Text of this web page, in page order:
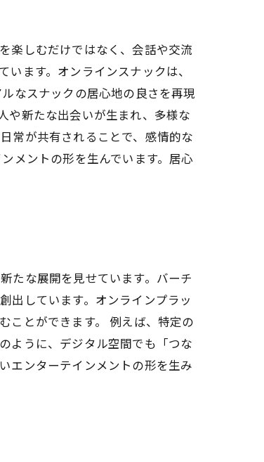
楽しむだけではなく、会話や交流
ます。オンラインスナックは、
なスナックの居心地の良さを再現
や新たな出会いが生まれ、多様な
常が共有されることで、感情的な
メントの形を生んでいます。居心
たな展開を見せています。バーチ
出しています。オンラインプラッ
ことができます。 例えば、特定の
ように、デジタル空間でも「つな
エンターテインメントの形を生み